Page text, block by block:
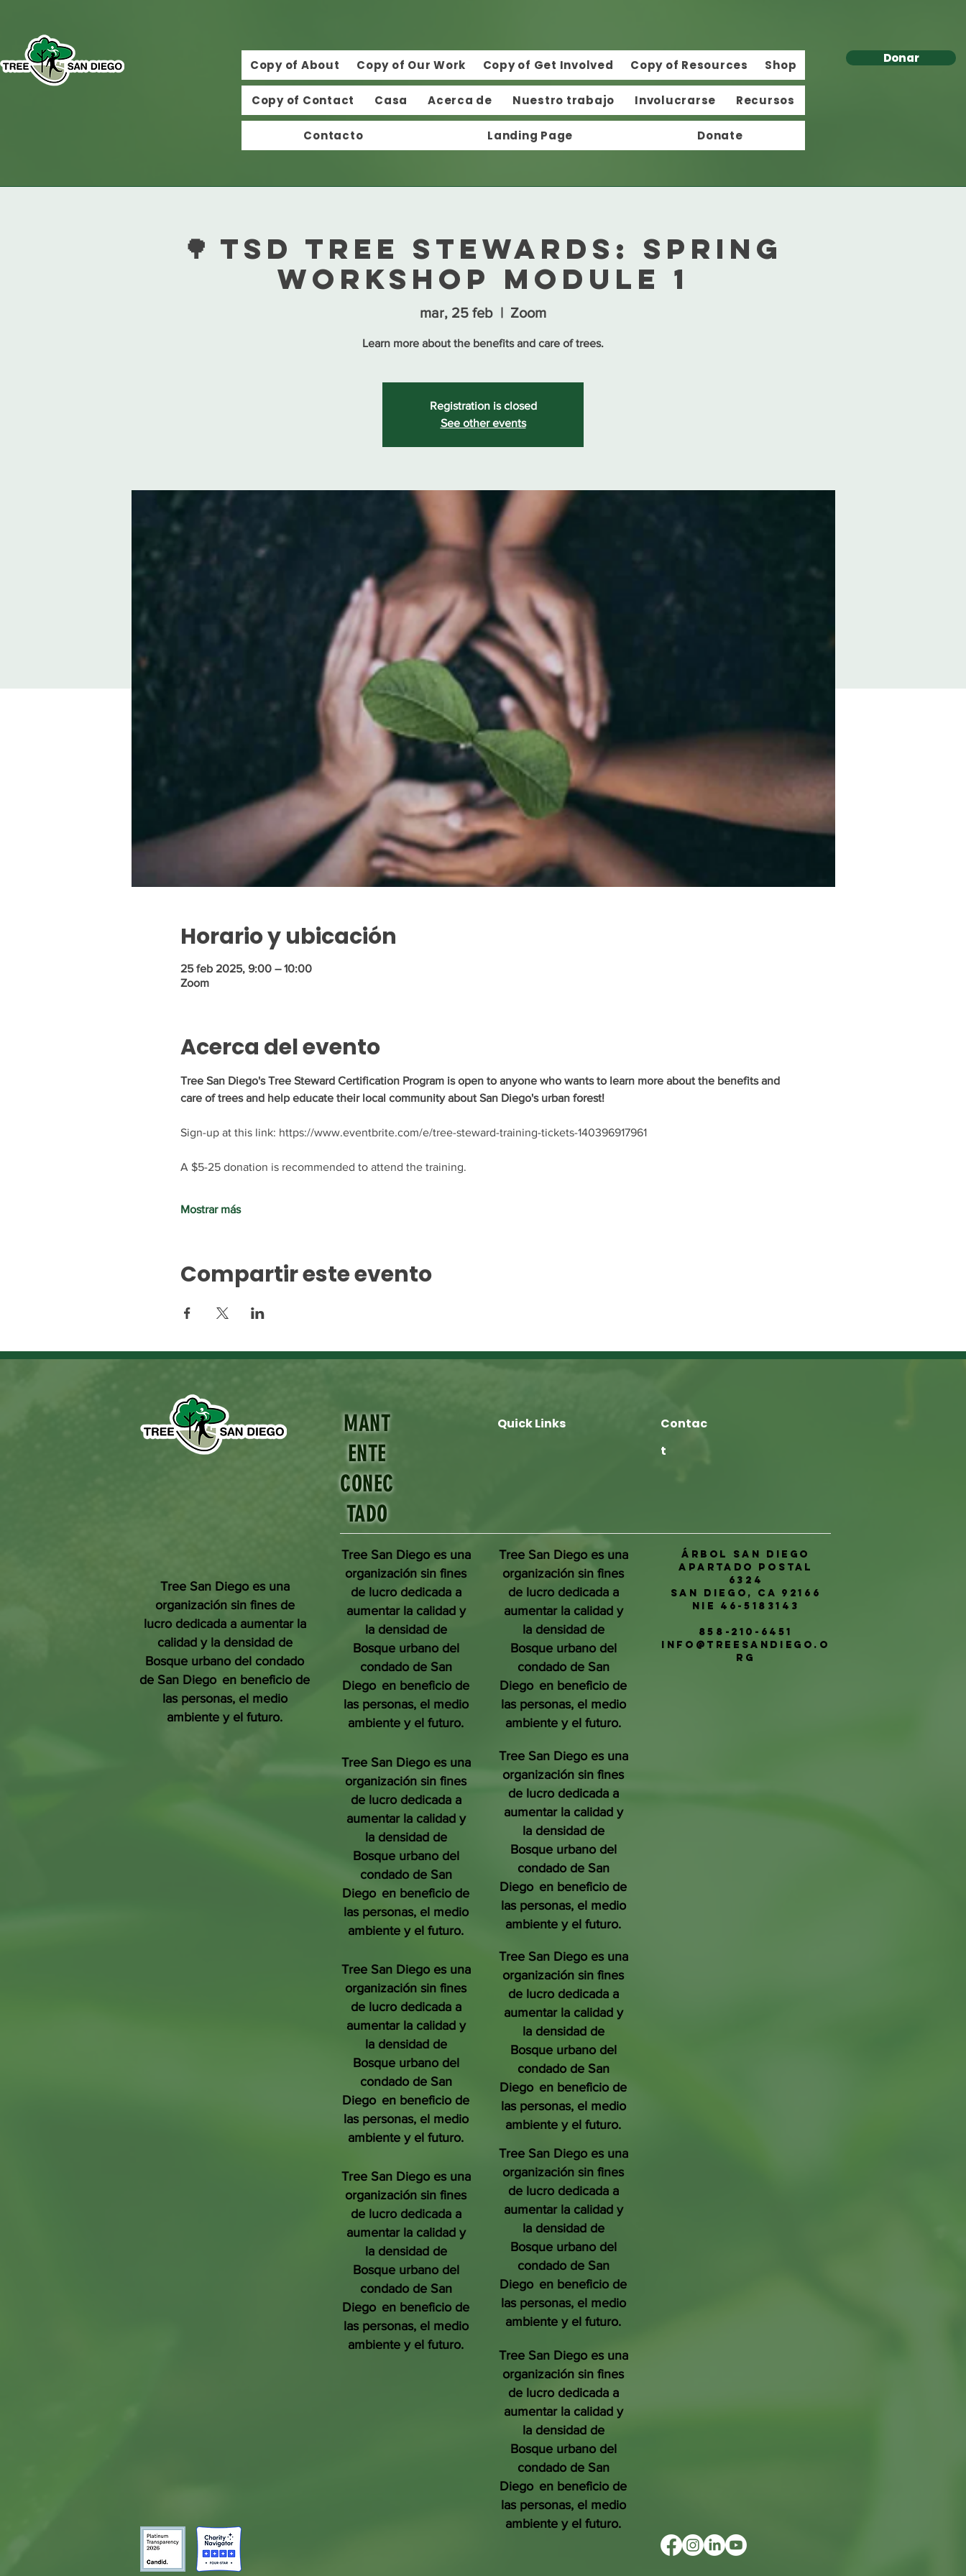
Copy of About Copy of Our Work Copy of Get Involved Copy of Resources Shop
Copy of Contact Casa Acerca de Nuestro trabajo Involucrarse Recursos
Contacto Landing Page Donate
Donar
🌳 TSD Tree Stewards: Spring
Workshop Module 1
mar, 25 feb
  |
Zoom
Learn more about the benefits and care of trees.
Registration is closed
See other events
Horario y ubicación
25 feb 2025, 9:00 – 10:00
Zoom
Acerca del evento
Tree San Diego's Tree Steward Certification Program is open to anyone who wants to learn more about the benefits and
care of trees and help educate their local community about San Diego's urban forest!
Sign-up at this link: https://www.eventbrite.com/e/tree-steward-training-tickets-140396917961
A $5-25 donation is recommended to attend the training.
Mostrar más
Compartir este evento
Tree San Diego es una
organización sin fines de
lucro dedicada a aumentar la
calidad y la densidad de
Bosque urbano del condado
de San Diego en beneficio de
las personas, el medio
ambiente y el futuro.
MANT
ENTE
CONEC
TADO
Quick Links
Contac
t
Tree San Diego es una
organización sin fines
de lucro dedicada a
aumentar la calidad y
la densidad de
Bosque urbano del
condado de San
Diego en beneficio de
las personas, el medio
ambiente y el futuro.
Tree San Diego es una
organización sin fines
de lucro dedicada a
aumentar la calidad y
la densidad de
Bosque urbano del
condado de San
Diego en beneficio de
las personas, el medio
ambiente y el futuro.
Tree San Diego es una
organización sin fines
de lucro dedicada a
aumentar la calidad y
la densidad de
Bosque urbano del
condado de San
Diego en beneficio de
las personas, el medio
ambiente y el futuro.
Tree San Diego es una
organización sin fines
de lucro dedicada a
aumentar la calidad y
la densidad de
Bosque urbano del
condado de San
Diego en beneficio de
las personas, el medio
ambiente y el futuro.
Tree San Diego es una
organización sin fines
de lucro dedicada a
aumentar la calidad y
la densidad de
Bosque urbano del
condado de San
Diego en beneficio de
las personas, el medio
ambiente y el futuro.
Tree San Diego es una
organización sin fines
de lucro dedicada a
aumentar la calidad y
la densidad de
Bosque urbano del
condado de San
Diego en beneficio de
las personas, el medio
ambiente y el futuro.
Tree San Diego es una
organización sin fines
de lucro dedicada a
aumentar la calidad y
la densidad de
Bosque urbano del
condado de San
Diego en beneficio de
las personas, el medio
ambiente y el futuro.
Tree San Diego es una
organización sin fines
de lucro dedicada a
aumentar la calidad y
la densidad de
Bosque urbano del
condado de San
Diego en beneficio de
las personas, el medio
ambiente y el futuro.
Tree San Diego es una
organización sin fines
de lucro dedicada a
aumentar la calidad y
la densidad de
Bosque urbano del
condado de San
Diego en beneficio de
las personas, el medio
ambiente y el futuro.
Árbol San Diego
Apartado postal
6324
San Diego, CA 92166
NIE 46-5183143
858-210-6451
info@treesandiego.o
rg